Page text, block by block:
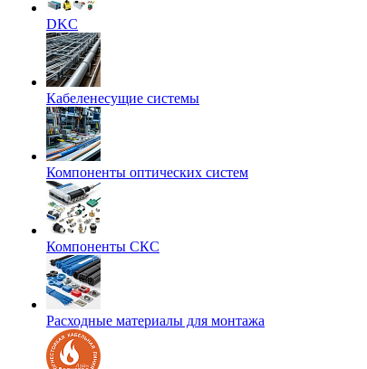
DKC
Кабеленесущие системы
Компоненты оптических систем
Компоненты СКС
Расходные материалы для монтажа